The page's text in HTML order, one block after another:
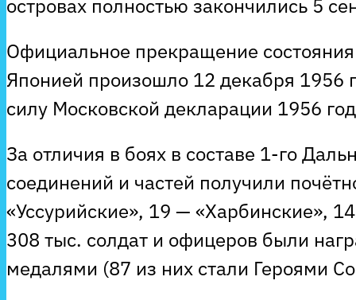
островах полностью закончились 5
Официальное прекращение
Японией произошло 12 декабря 1956
силу Московской декларации 1956
За отличия в боях в составе 1-го
соединений и частей получили
«Уссурийские», 19 — «Харбинские»,
308 тыс. солдат и офицеров были
медалями (87 из них стали Героями